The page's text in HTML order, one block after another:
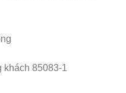
khách 85083-1